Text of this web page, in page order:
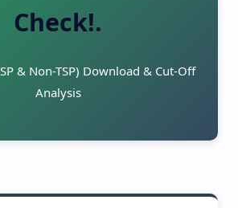
Check!.
& Non-TSP) Download & Cut-Off
Analysis